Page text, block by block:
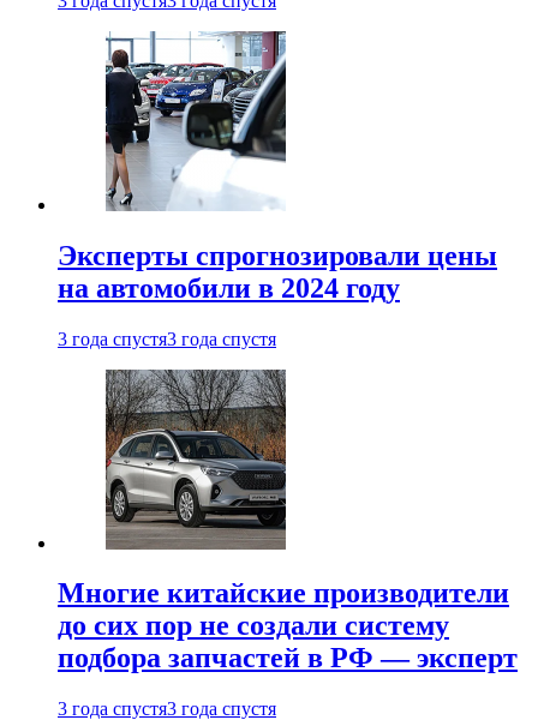
Эксперты спрогнозировали цены
на автомобили в 2024 году
3 года спустя3 года спустя
Многие китайские производители
до сих пор не создали систему
подбора запчастей в РФ — эксперт
3 года спустя3 года спустя